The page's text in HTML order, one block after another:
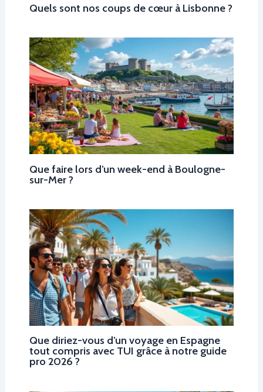
Quels sont nos coups de cœur à Lisbonne ?
Que faire lors d’un week-end à Boulogne-
sur-Mer ?
Que diriez-vous d’un voyage en Espagne
tout compris avec TUI grâce à notre guide
pro 2026 ?